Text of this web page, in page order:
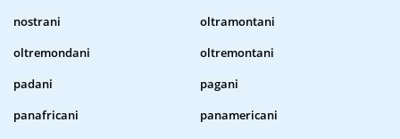
nostrani
oltramontani
oltremondani
oltremontani
padani
pagani
panafricani
panamericani